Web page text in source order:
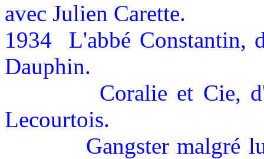
avec Julien Carette.
1934
L'abbé Constantin,
Dauphin.
Coralie et Cie,
Lecourtois.
Gangster malgré